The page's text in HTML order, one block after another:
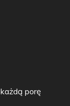
porę